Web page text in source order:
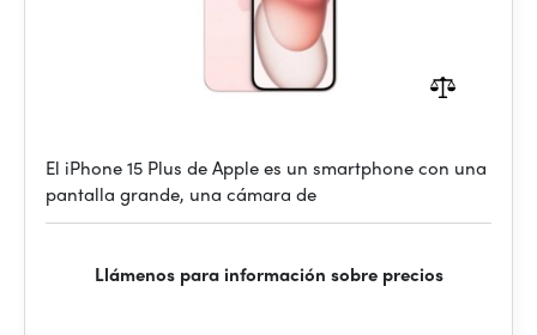
El iPhone 15 Plus de Apple es un smartphone con una
pantalla grande, una cámara de
Llámenos para información sobre precios